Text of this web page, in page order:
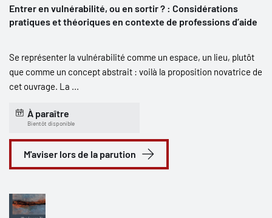
Entrer en vulnérabilité, ou en sortir ? : Considérations
pratiques et théoriques en contexte de professions d’aide
Se représenter la vulnérabilité comme un espace, un lieu, plutôt
que comme un concept abstrait : voilà la proposition novatrice de
cet ouvrage. La ...
À paraître
Bientôt disponible
M'aviser lors de la parution